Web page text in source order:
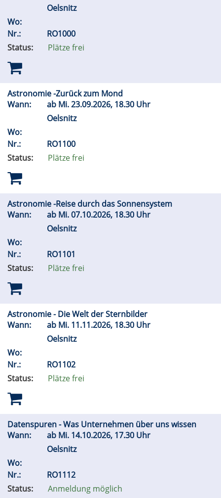
Oelsnitz
Wo:
Nr.:
RO1000
Status:
Plätze frei
Astronomie -Zurück zum Mond
Wann:
ab Mi.23.09.2026, 18.30 Uhr
Oelsnitz
Wo:
Nr.:
RO1100
Status:
Plätze frei
Astronomie -Reise durch das Sonnensystem
Wann:
ab Mi.07.10.2026, 18.30 Uhr
Oelsnitz
Wo:
Nr.:
RO1101
Status:
Plätze frei
Astronomie - Die Welt der Sternbilder
Wann:
ab Mi. 11.11.2026, 18.30 Uhr
Oelsnitz
Wo:
Nr.:
RO1102
Status:
Plätze frei
Datenspuren - Was Unternehmen über uns wissen
Wann:
ab Mi. 14.10.2026, 17.30 Uhr
Oelsnitz
Wo:
Nr.:
RO1112
Status:
Anmeldung möglich